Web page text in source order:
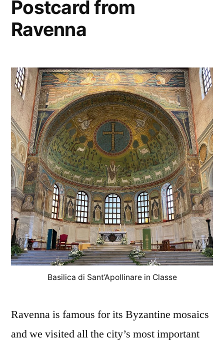
Postcard from
Ravenna
Basilica di Sant’Apollinare in Classe
Ravenna is famous for its Byzantine mosaics
and we visited all the city’s most important